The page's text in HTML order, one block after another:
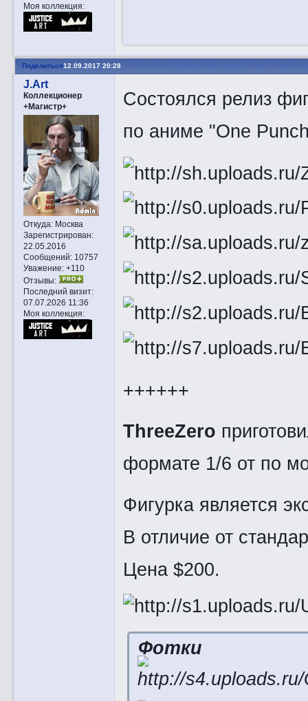
Моя коллекция:
Поделиться12.09.2017 20:28
J.Art
Коллекционер
+Магистр+
Откуда:Москва
Зарегистрирован:
22.05.2016
Сообщений:10757
Уважение: +110
Отзывы:
Последний визит:
07.07.2026 11:36
Моя коллекция:
Состоялся релиз
по аниме "One
++++++
ThreeZero
формате 1/6 от по
Фигурка является
В отличие от
Цена $200.
Фотки